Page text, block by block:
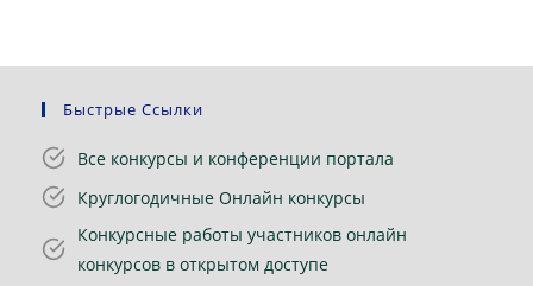
Быстрые Ссылки
Все конкурсы и конференции портала
Круглогодичные Онлайн конкурсы
Конкурсные работы участников онлайн
конкурсов в открытом доступе